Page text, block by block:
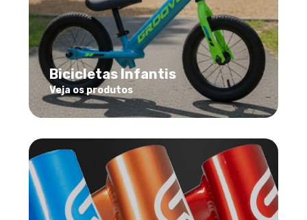
Bicicletas Infantis
Veja os produtos